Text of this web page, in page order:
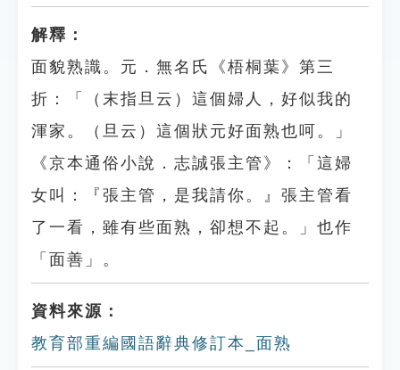
解釋：
面貌熟識。元．無名氏《梧桐葉》第三
折：「（末指旦云）這個婦人，好似我的
渾家。（旦云）這個狀元好面熟也呵。」
《京本通俗小說．志誠張主管》：「這婦
女叫：『張主管，是我請你。』張主管看
了一看，雖有些面熟，卻想不起。」也作
「面善」。
資料來源：
教育部重編國語辭典修訂本_面熟